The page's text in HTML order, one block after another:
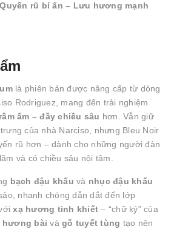
rũ bí ẩn – Lưu hương mạnh
là phiên bản được nâng cấp từ dòng
Rodriguez, mang đến trải nghiệm
ấm – đầy chiều sâu hơn. Vẫn giữ
của nhà Narciso, nhưng Bleu Noir
rũ hơn – dành cho những người đàn
và có chiều sâu nội tâm.
bạch đậu khấu và nhục đậu khấu
nhanh chóng dẫn dắt đến lớp
xạ hương tinh khiết – “chữ ký” của
hương bài và gỗ tuyết tùng tạo nên